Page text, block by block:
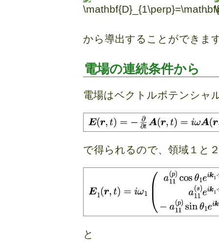
、
から導出することができま
電場の連続条件から
電場はベクトルポテンシャ
で得られるので、領域１と
と